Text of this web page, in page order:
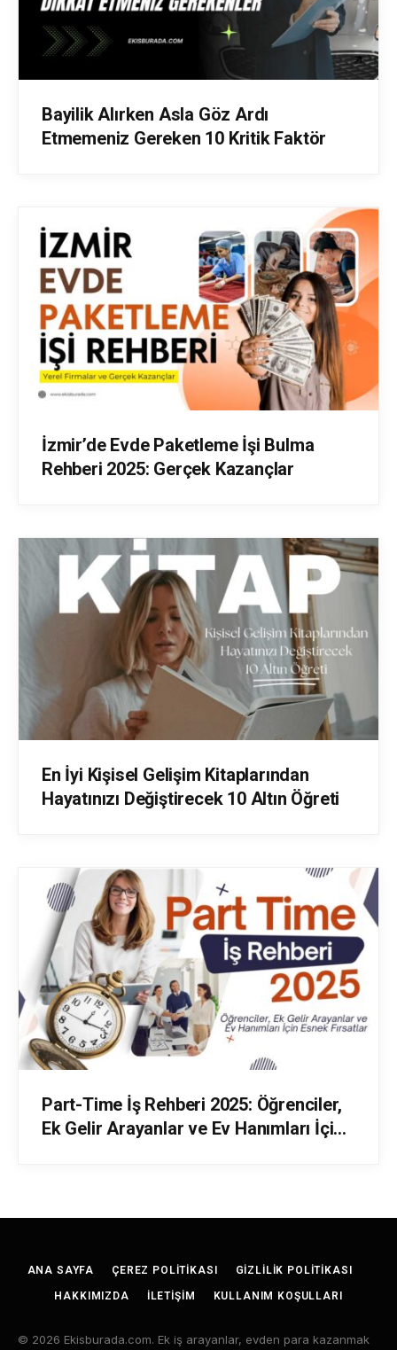
Bayilik Alırken Asla Göz Ardı
Etmemeniz Gereken 10 Kritik Faktör
İzmir’de Evde Paketleme İşi Bulma
Rehberi 2025: Gerçek Kazançlar
En İyi Kişisel Gelişim Kitaplarından
Hayatınızı Değiştirecek 10 Altın Öğreti
Part-Time İş Rehberi 2025: Öğrenciler,
Ek Gelir Arayanlar ve Ev Hanımları İçin
ANA SAYFA ÇEREZ POLITIKASI GIZLILIK POLITIKASI
HAKKIMIZDA İLETIŞIM KULLANIM KOŞULLARI
© 2026 Ekisburada.com. Ek iş arayanlar, evden para kazanmak